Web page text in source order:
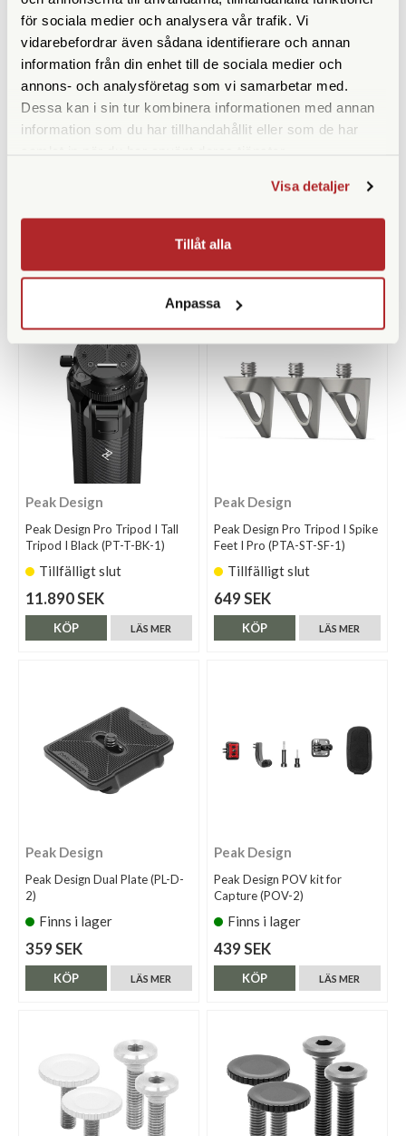
för sociala medier och analysera vår trafik. Vi
vidarebefordrar även sådana identifierare och annan
information från din enhet till de sociala medier och
annons- och analysföretag som vi samarbetar med.
Dessa kan i sin tur kombinera informationen med annan
information som du har tillhandahållit eller som de har
Visa detaljer
Tillåt alla
Anpassa
Tillfälligt slut
LÄS MER
KÖP
Peak Design Pro Tripod Black
(PT-S-BK-1)
Tillfälligt slut
10.790 SEK
LÄS MER
KÖP
Peak Design
Peak Design Pro Tripod I Tall
Tripod I Black (PT-T-BK-1)
Tillfälligt slut
11.890 SEK
LÄS MER
KÖP
Peak Design
Peak Design Pro Tripod I Spike
Feet I Pro (PTA-ST-SF-1)
Tillfälligt slut
649 SEK
LÄS MER
KÖP
Peak Design
Peak Design Dual Plate (PL-D-
2)
Finns i lager
359 SEK
LÄS MER
KÖP
Peak Design
Peak Design POV kit for
Capture (POV-2)
Finns i lager
439 SEK
LÄS MER
KÖP